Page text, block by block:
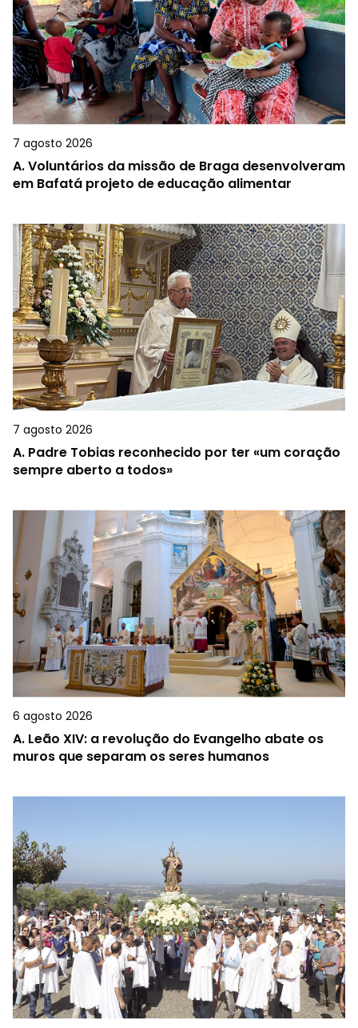
7 agosto 2026
A.Voluntários da missão de Braga desenvolveram
em Bafatá projeto de educação alimentar
7 agosto 2026
A. Padre Tobias reconhecido por ter «um coração
sempre aberto a todos»
6 agosto 2026
A. Leão XIV: a revolução do Evangelho abate os
muros que separam os seres humanos